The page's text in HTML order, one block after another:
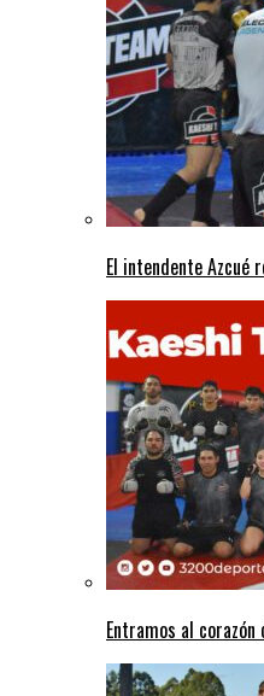
El intendente Azcué
Entramos al